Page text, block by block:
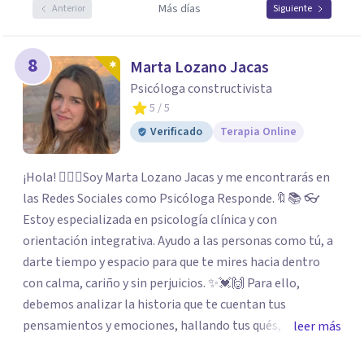
Anterior Más días Siguiente
8 Marta Lozano Jacas
Psicóloga constructivista
5 / 5
Verificado
Terapia Online
¡Hola! 🙋🏼‍♀️Soy Marta Lozano Jacas y me encontrarás en
las Redes Sociales como Psicóloga Responde.🔖📚 👓
Estoy especializada en psicología clínica y con
orientación integrativa. Ayudo a las personas como tú, a
darte tiempo y espacio para que te mires hacia dentro
con calma, cariño y sin perjuicios. ✨💓🙌 Para ello,
debemos analizar la historia que te cuentan tus
pensamientos y emociones, hallando tus qués, tus
leer más